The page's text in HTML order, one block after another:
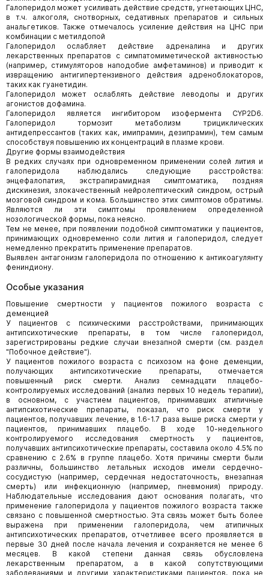
Галоперидол может усиливать действие средств, угнетающих ЦНС,
в т.ч. алкоголя, снотворных, седативных препаратов и сильных
анальгетиков. Также отмечалось усиление действия на ЦНС при
комбинации с метилдопой
Галоперидол ослабляет действие адреналина и других
лекарственных препаратов с симпатомиметической активностью
(например, стимуляторов наподобие амфетаминов) и приводит к
извращению антигипертензивного действия адреноблокаторов,
таких как гуанетидин.
Галоперидол может ослаблять действие леводопы и других
агонистов дофамина.
Галоперидол является ингибитором изофермента CYP2D6.
Галоперидол тормозит метаболизм трициклических
антидепрессантов (таких как, имипрамин, дезипрамин), тем самым
способствуя повышению их концентраций в плазме крови.
Другие формы взаимодействия
В редких случаях при одновременном применении солей лития и
галоперидола наблюдались следующие расстройства:
энцефалопатия, экстрапирамидная симптоматика, поздняя
дискинезия, злокачественный нейролептический синдром, острый
мозговой синдром и кома. Большинство этих симптомов обратимы.
Являются ли эти симптомы проявлением определенной
нозологической формы, пока неясно.
Тем не менее, при появлении подобной симптоматики у пациентов,
принимающих одновременно соли лития и галоперидол, следует
немедленно прекратить применение препаратов.
Выявлен антагонизм галоперидола по отношению к антикоагулянту
фениндиону.
Особые указания
Повышение смертности у пациентов пожилого возраста с
деменцией
У пациентов с психическими расстройствами, принимающих
антипсихотические препараты, в том числе галоперидол,
зарегистрированы редкие случаи внезапной смерти (см. раздел
"Побочное действие").
У пациентов пожилого возраста с психозом на фоне деменции,
получающих антипсихотические препараты, отмечается
повышенный риск смерти. Анализ семнадцати плацебо-
контролируемых исследований (анализ первых 10 недель терапии),
в основном, с участием пациентов, принимавших атипичные
антипсихотические препараты, показал, что риск смерти у
пациентов, получавших лечение, в 1.6-1.7 раза выше риска смерти у
пациентов, принимавших плацебо. В ходе 10-недельного
контролируемого исследования смертность у пациентов,
получавших антипсихотические препараты, составила около 4.5% по
сравнению с 2.6% в группе плацебо. Хотя причины смерти были
различны, большинство летальных исходов имели сердечно-
сосудистую (например, сердечная недостаточность, внезапная
смерть) или инфекционную (например, пневмония) природу.
Наблюдательные исследования дают основания полагать, что
применение галоперидола у пациентов пожилого возраста также
связано с повышенной смертностью. Эта связь может быть более
выражена при применении галоперидола, чем атипичных
антипсихотических препаратов, отчетливее всего проявляется в
первые 30 дней после начала лечения и сохраняется не менее 6
месяцев. В какой степени данная связь обусловлена
лекарственным препаратом, а в какой сопутствующими
заболеваниями и другими характеристиками пациентов, пока не